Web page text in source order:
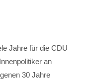
Jahre für die CDU
an
30 Jahre